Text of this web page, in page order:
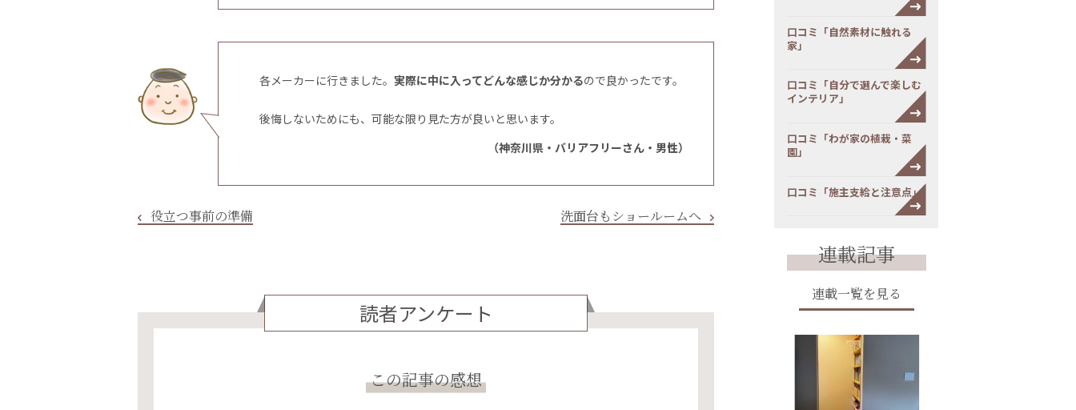
各メーカーに行きました。 実際に中に入ってどんな感じか分かるので良かったです。
後悔しないためにも、可能な限り見た方が良いと思います。
（神奈川県・バリアフリーさん・男性）
役立つ事前の準備 洗面台もショールームへ
読者アンケート
この記事の感想
口コミ「自然素材に触れる
家」
口コミ「自分で選んで楽しむ
インテリア」
口コミ「わが家の植栽・菜
園」
口コミ「施主支給と注意点」
連載記事
連載一覧を見る